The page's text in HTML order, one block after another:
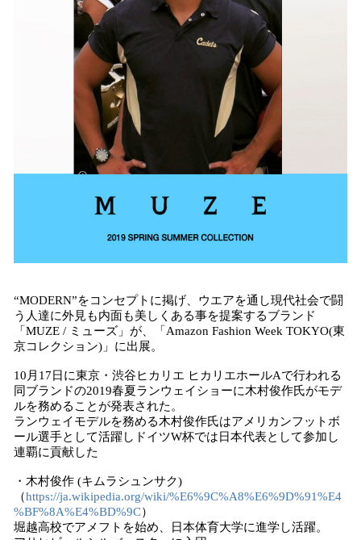
“MODERN”をコンセプトに掲げ、ウエアを通し現代社会で闘
う人達に外見も内面も美しくある事を提案するブランド
「MUZE / ミューズ」が、「Amazon Fashion Week TOKYO(東
京コレクション)」に出展。
10月17日に東京・渋谷ヒカリエ ヒカリエホールAで行われる
同ブランドの2019春夏ランウェイショーに木村俊作氏がモデ
ルを務めることが発表された。
ランウェイモデルを務める木村俊作氏はアメリカンフットボ
ール選手として活躍しドイツW杯では日本代表として参加し
連覇に貢献した
・木村俊作 (キムラシュンサク)
（https://ja.wikipedia.org/wiki/%E6%9C%A8%E6%9D%91%E4
%BF%8A%E4%BD%9C）
堀越高校でアメフトを始め、日本体育大学に進学し活躍。